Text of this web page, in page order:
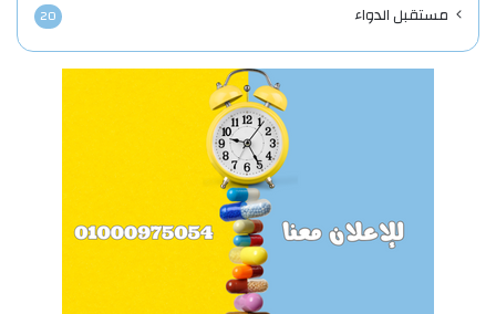
مستقبل الدواء 20